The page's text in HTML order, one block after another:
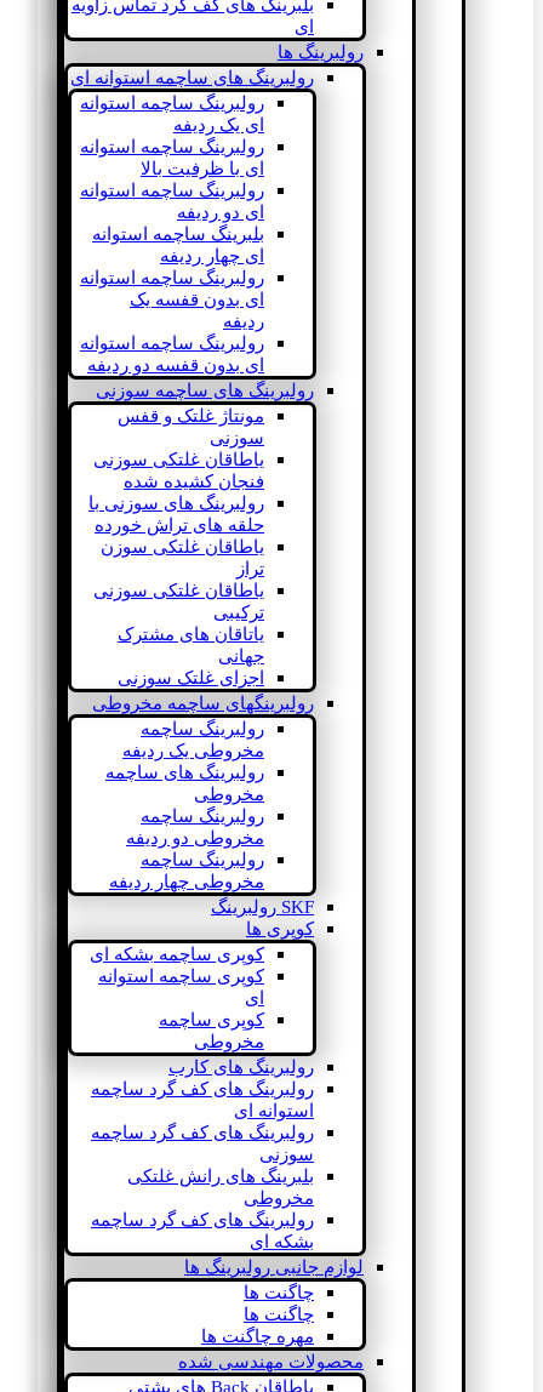
بلبرینگ های کف گرد تماس زاویه
ای
رولبرینگ ها
رولبرینگ های ساچمه استوانه ای
رولبرینگ ساچمه استوانه
ای یک ردیفه
رولبرینگ ساچمه استوانه
ای با ظرفیت بالا
رولبرینگ ساچمه استوانه
ای دو ردیفه
بلبرینگ ساچمه استوانه
ای چهار ردیفه
رولبرینگ ساچمه استوانه
ای بدون قفسه یک
ردیفه
رولبرینگ ساچمه استوانه
ای بدون قفسه دو ردیفه
رولبرینگ های ساچمه سوزنی
مونتاژ غلتک و قفس
سوزنی
یاطاقان غلتکی سوزنی
فنجان کشیده شده
رولبرینگ های سوزنی با
حلقه های تراش خورده
یاطاقان غلتکی سوزن
تراز
یاطاقان غلتکی سوزنی
ترکیبی
یاتاقان های مشترک
جهانی
اجزای غلتک سوزنی
رولبرینگهای ساچمه مخروطی
رولبرینگ ساچمه
مخروطی یک ردیفه
رولبرینگ های ساچمه
مخروطی
رولبرینگ ساچمه
مخروطی دو ردیفه
رولبرینگ ساچمه
مخروطی چهار ردیفه
SKF رولبرینگ
کوپری ها
کوپری ساچمه بشکه ای
کوپری ساچمه استوانه
ای
کوپری ساچمه
مخروطی
رولبرینگ های کارب
رولبرینگ های کف گرد ساچمه
استوانه ای
رولبرینگ های کف گرد ساچمه
سوزنی
بلبرینگ های رانش غلتکی
مخروطی
رولبرینگ های کف گرد ساچمه
بشکه ای
لوازم جانبی رولبرینگ ها
چاگنت ها
چاگنت ها
مهره چاگنت ها
محصولات مهندسی شده
یاطاقان Back های پشتی